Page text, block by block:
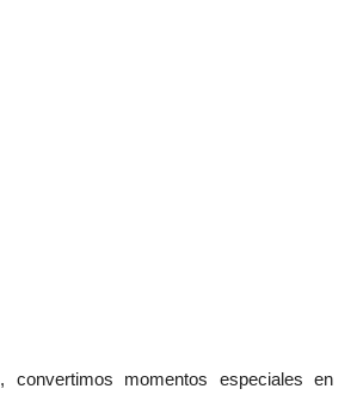
, convertimos momentos especiales en